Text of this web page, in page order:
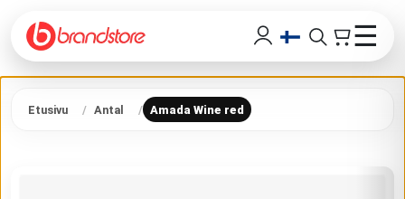
☰
Etusivu Antal Amada Wine red